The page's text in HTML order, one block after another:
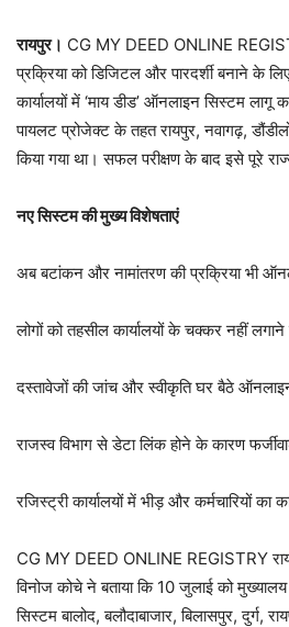
रायपुर। CG MY DEED ONLINE
प्रक्रिया को डिजिटल और पारदर्शी बनाने के
कार्यालयों में ‘माय डीड’ ऑनलाइन सिस्टम लागू
पायलट प्रोजेक्ट के तहत रायपुर, नवागढ़,
किया गया था। सफल परीक्षण के बाद इसे पूरे
नए सिस्टम की मुख्य विशेषताएं
अब बटांकन और नामांतरण की प्रक्रिया भी
लोगों को तहसील कार्यालयों के चक्कर नहीं लगाने
दस्तावेजों की जांच और स्वीकृति घर बैठे
राजस्व विभाग से डेटा लिंक होने के कारण
रजिस्ट्री कार्यालयों में भीड़ और कर्मचारियों का
CG MY DEED ONLINE REGISTRY
विनोज कोचे ने बताया कि 10 जुलाई को
सिस्टम बालोद, बलौदाबाजार, बिलासपुर, दुर्ग,